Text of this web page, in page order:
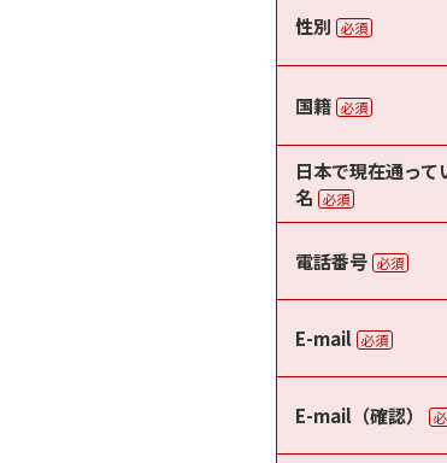
性別 必須
国籍 必須
日本で現在通って
名 必須
電話番号 必須
E-mail 必須
E-mail（確認）